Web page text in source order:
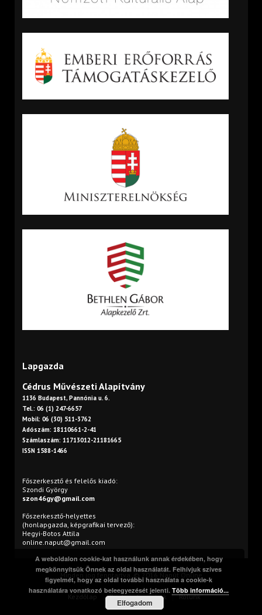
Lapgazda
Cédrus Művészeti Alapítvány
1136 Budapest, Pannónia u. 6.
Tel.: 06 (1) 247-6657
Mobil: 06 (30) 511-3762
Adószám: 18110661-2-41
Számlaszám: 11713012-21181665
ISSN 1588-1466
Főszerkesztő és felelős kiadó:
Szondi György
szon46gy@gmail.com
Főszerkesztő-helyettes
(honlapgazda, képgrafikai tervező):
Hegyi-Botos Attila
online.naput@gmail.com
Minden jog fenntartva. © 2016 Napút Online
Kezdőlap Print Szerzőink Rólunk
A weboldalon cookie-kat használunk annak érdekében, hogy
megkönnyítsük Önnek az oldal használatát. Felhívjuk szíves
figyelmét, hogy az oldal további használata a cookie-k
használatára vonatkozó beleegyezését jelenti.Több információ...
Elfogadom